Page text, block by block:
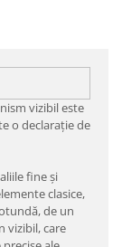
vizibil este
o declarație de
fine și
clasice,
de un
vizibil, care